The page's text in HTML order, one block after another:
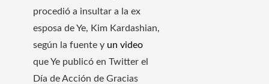
procedió a insultar a la ex
esposa de Ye, Kim Kardashian,
según la fuente y un video
que Ye publicó en Twitter el
Día de Acción de Gracias